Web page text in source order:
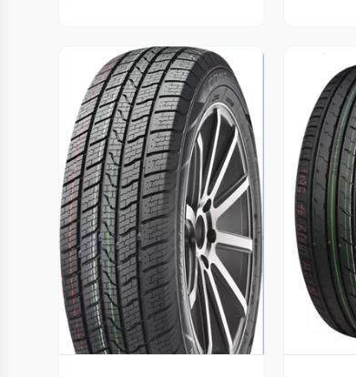
Vista Previa